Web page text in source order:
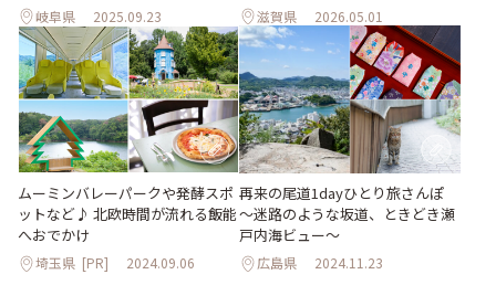
岐阜県 2025.09.23 滋賀県 2026.05.01
ムーミンバレーパークや発酵スポ
ットなど♪ 北欧時間が流れる飯能
へおでかけ
埼玉県 [PR] 2024.09.06
再来の尾道1dayひとり旅さんぽ
～迷路のような坂道、ときどき瀬
戸内海ビュー～
広島県 2024.11.23